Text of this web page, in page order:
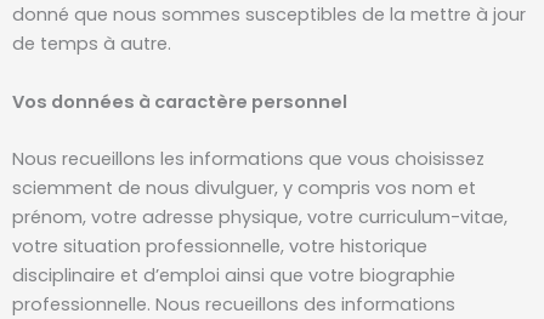
donné que nous sommes susceptibles de la mettre à jour
de temps à autre.
Vos données à caractère personnel
Nous recueillons les informations que vous choisissez
sciemment de nous divulguer, y compris vos nom et
prénom, votre adresse physique, votre curriculum-vitae,
votre situation professionnelle, votre historique
disciplinaire et d’emploi ainsi que votre biographie
professionnelle. Nous recueillons des informations